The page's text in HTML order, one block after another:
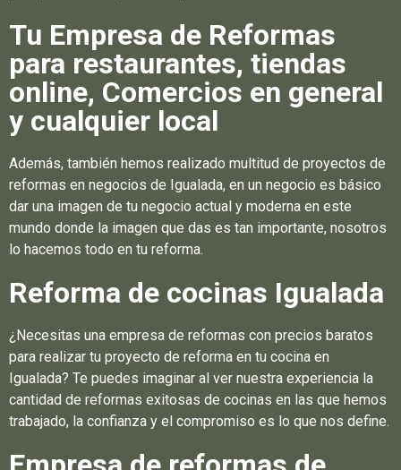
Tu Empresa de Reformas
para restaurantes, tiendas
online, Comercios en general
y cualquier local
Además, también hemos realizado multitud de proyectos de
reformas en negocios de Igualada, en un negocio es básico
dar una imagen de tu negocio actual y moderna en este
mundo donde la imagen que das es tan importante, nosotros
lo hacemos todo en tu reforma.
Reforma de cocinas Igualada
¿Necesitas una empresa de reformas con precios baratos
para realizar tu proyecto de reforma en tu cocina en
Igualada? Te puedes imaginar al ver nuestra experiencia la
cantidad de reformas exitosas de cocinas en las que hemos
trabajado, la confianza y el compromiso es lo que nos define.